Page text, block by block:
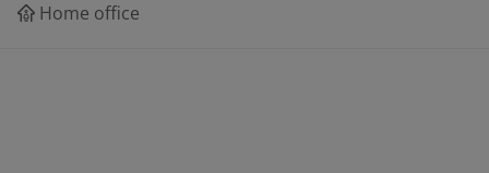
Home office